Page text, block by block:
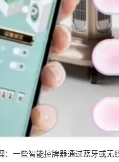
：一些智能控牌器通过蓝牙或